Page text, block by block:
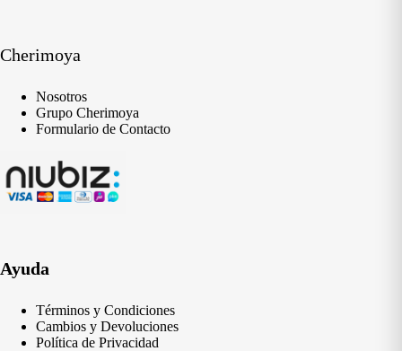
Cherimoya
Nosotros
Grupo Cherimoya
Formulario de Contacto
Ayuda
Términos y Condiciones
Cambios y Devoluciones
Política de Privacidad